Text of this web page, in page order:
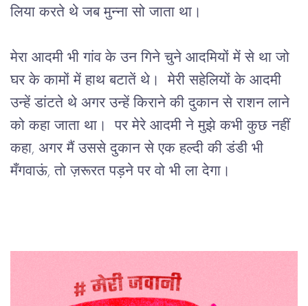
लिया करते थे जब मुन्ना सो जाता था।
मेरा आदमी भी गांव के उन गिने चुने आदमियों में से था जो
घर के कामों में हाथ बटातें थे।  मेरी सहेलियों के आदमी
उन्हें डांटते थे अगर उन्हें किराने की दुकान से राशन लाने
को कहा जाता था।  पर मेरे आदमी ने मुझे कभी कुछ नहीं
कहा, अगर मैं उससे दुकान से एक हल्दी की डंडी भी
मँगवाऊं, तो ज़रूरत पड़ने पर वो भी ला देगा।